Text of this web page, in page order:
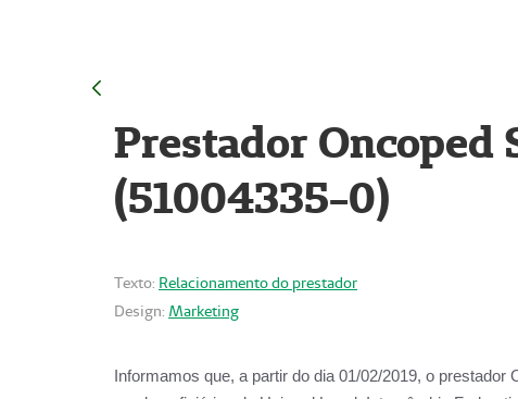
Prestador Oncoped
(51004335-0)
Texto: Relacionamento do prestador
Design: Marketing
Informamos que, a partir do dia 01/02/2019, o prestador